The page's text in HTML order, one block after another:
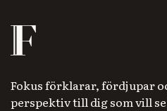
Fokus förklarar, fördjupar
perspektiv till dig som vill